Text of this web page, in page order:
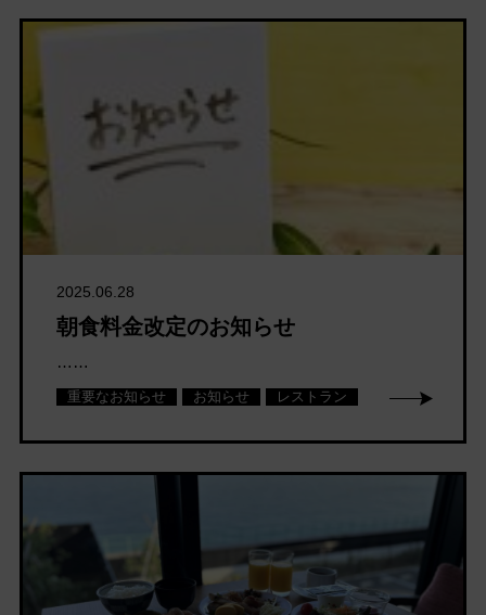
2025.06.28
朝食料金改定のお知らせ
……
重要なお知らせ お知らせ レストラン